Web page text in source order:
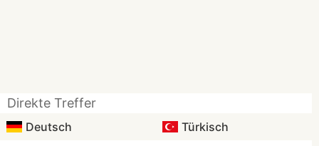
Direkte Treffer
Deutsch Türkisch